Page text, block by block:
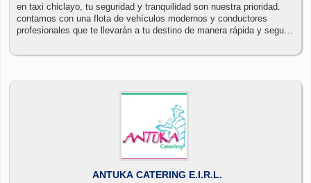
en taxi chiclayo, tu seguridad y tranquilidad son nuestra prioridad.
contamos con una flota de vehículos modernos y conductores
profesionales que te llevarán a tu destino de manera rápida y segura.
por las playas, estamos a tu servicio las 24 horas. ¡confía en
ANTUKA CATERING E.I.R.L.